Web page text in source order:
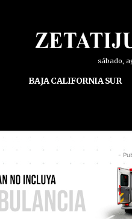
sábado,
BAJA CALIFORNIA SUR
-